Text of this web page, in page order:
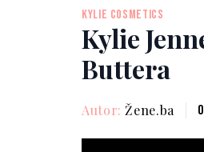
KYLIE COSMETICS
Kylie
Buttera
Autor: Žene.ba